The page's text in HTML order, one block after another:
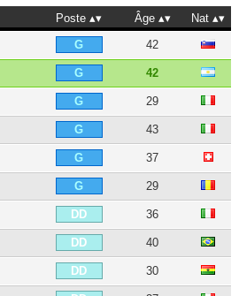
Poste Âge
Nat
G 42
G 42
G 29
G 43
G 37
G 29
DD 36
DD 40
DD 30